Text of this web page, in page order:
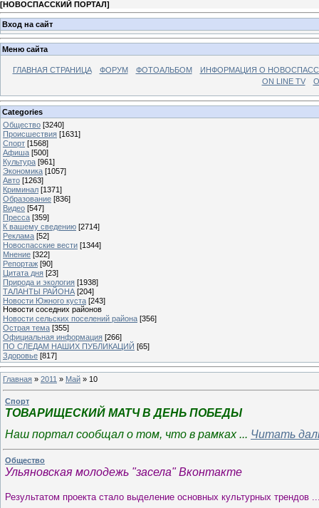
[НОВОСПАССКИЙ ПОРТАЛ]
Вход на сайт
Меню сайта
ГЛАВНАЯ СТРАНИЦА ФОРУМ ФОТОАЛЬБОМ
ИНФОРМАЦИЯ О
ON LINE TV
Categories
Общество [3240]
Происшествия [1631]
Спорт [1568]
Афиша [500]
Культура [961]
Экономика [1057]
Авто [1263]
Криминал [1371]
Образование [836]
Видео [547]
Пресса [359]
К вашему сведению [2714]
Реклама [52]
Новоспасские вести [1344]
Мнение [322]
Репортаж [90]
Цитата дня [23]
Природа и экология [1938]
ТАЛАНТЫ РАЙОНА [204]
Новости Южного куста [243]
Новости соседних районов
Новости сельских поселений района [356]
Острая тема [355]
Официальная информация [266]
ПО СЛЕДАМ НАШИХ ПУБЛИКАЦИЙ [65]
Здоровье [817]
Главная » 2011 » Май » 10
Спорт
ТОВАРИЩЕСКИЙ МАТЧ В ДЕНЬ ПОБЕДЫ
Наш портал сообщал о том, что в рамках... Читать
Общество
Ульяновская молодежь "засела" Вконтакте
Результатом проекта стало выделение основных культурных трендов